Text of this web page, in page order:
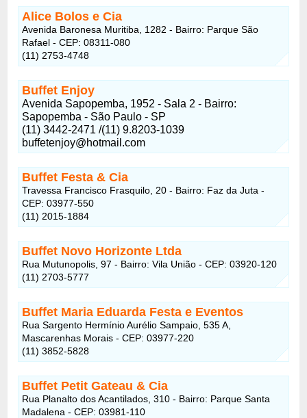
Alice Bolos e Cia
Avenida Baronesa Muritiba, 1282 - Bairro: Parque São
Rafael - CEP: 08311-080
(11) 2753-4748
Buffet Enjoy
Avenida Sapopemba, 1952 - Sala 2 - Bairro:
Sapopemba - São Paulo - SP
(11) 3442-2471 /(11) 9.8203-1039
buffetenjoy@hotmail.com
Buffet Festa & Cia
Travessa Francisco Frasquilo, 20 - Bairro: Faz da Juta -
CEP: 03977-550
(11) 2015-1884
Buffet Novo Horizonte Ltda
Rua Mutunopolis, 97 - Bairro: Vila União - CEP: 03920-120
(11) 2703-5777
Buffet Maria Eduarda Festa e Eventos
Rua Sargento Hermínio Aurélio Sampaio, 535 A,
Mascarenhas Morais - CEP: 03977-220
(11) 3852-5828
Buffet Petit Gateau & Cia
Rua Planalto dos Acantilados, 310 - Bairro: Parque Santa
Madalena - CEP: 03981-110